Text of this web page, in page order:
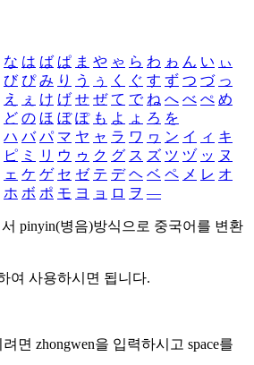
な は ば ぱ ま や ゃ ら わ ゎ ん い ぃ
び ぴ み り う ぅ く ぐ す ず つ づ っ
え ぇ け げ せ ぜ て で ね へ べ ぺ め
ど の ほ ぼ ぽ も よ ょ ろ を
ハ バ パ マ ヤ ャ ラ ワ ヮ ン イ ィ キ
ピ ミ リ ウ ゥ ク グ ス ズ ツ ヅ ッ ヌ
ェ ケ ゲ セ ゼ テ デ ヘ ベ ペ メ レ オ
ホ ボ ポ モ ヨ ョ ロ ヲ ―
pinyin(병음)방식으로 중국어를 변환
여 사용하시면 됩니다.
면 zhongwen을 입력하시고 space를